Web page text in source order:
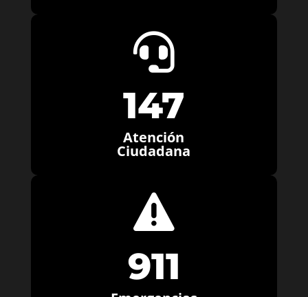

147
Atención
Ciudadana

911